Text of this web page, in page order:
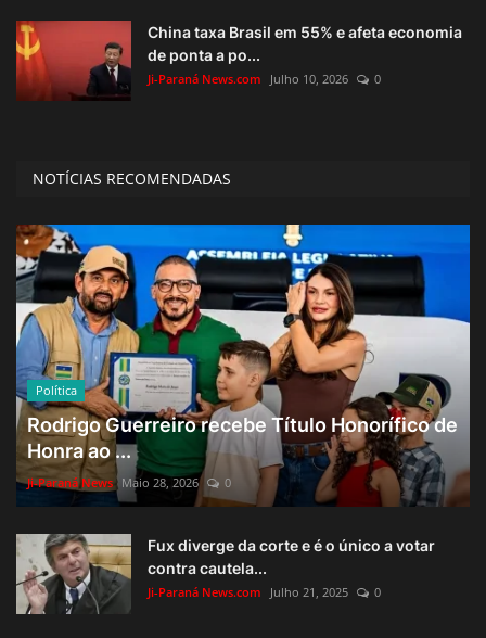
China taxa Brasil em 55% e afeta economia
de ponta a po...
Ji-Paraná News.com Julho 10, 2026 0
NOTÍCIAS RECOMENDADAS
Política
Rodrigo Guerreiro recebe Título Honorífico de
Honra ao ...
Ji-Paraná News Maio 28, 2026 0
Fux diverge da corte e é o único a votar
contra cautela...
Ji-Paraná News.com Julho 21, 2025 0